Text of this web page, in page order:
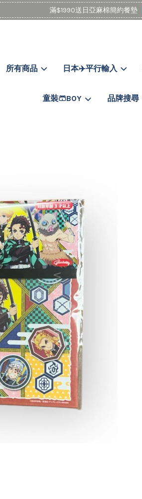
滿$1990送日亞麻棉簡約餐墊
所有商品 日本✈️平行輸入
童裝🩳BOY 品牌搜尋